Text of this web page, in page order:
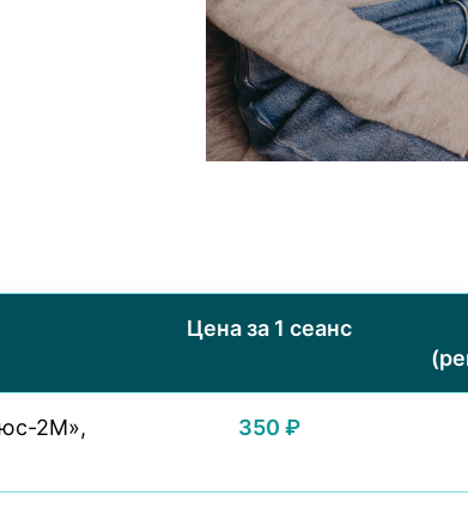
Цена за 1 сеанс
2М»,
350 ₽